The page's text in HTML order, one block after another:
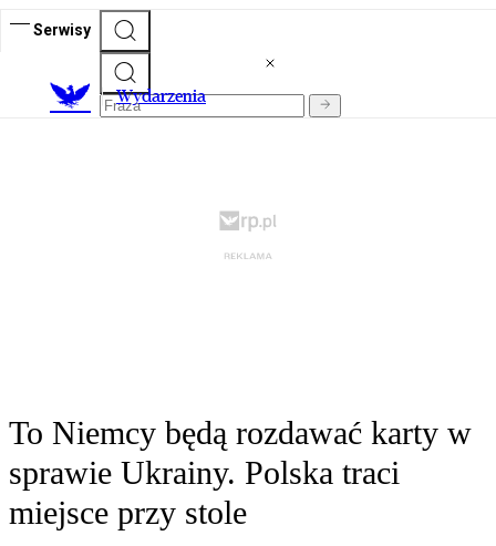
Serwisy
Wydarzenia
To Niemcy będą rozdawać karty w
sprawie Ukrainy. Polska traci
miejsce przy stole